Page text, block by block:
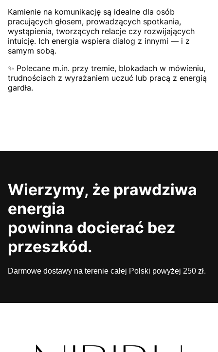
Kamienie na komunikację są idealne dla osób
pracujących głosem, prowadzących spotkania,
wystąpienia, tworzących relacje czy rozwijających
intuicję. Ich energia wspiera dialog z innymi — i z
samym sobą.
✨ Polecane m.in. przy tremie, blokadach w mówieniu,
trudnościach z wyrażaniem uczuć lub pracą z energią
gardła.
Wierzymy, że prawdziwa
energia
powinna docierać bez
przeszkód.
Darmowe dostawy na terenie całej Polski powyżej 250 zł.